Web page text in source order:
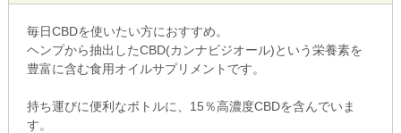
毎日CBDを使いたい方におすすめ。
ヘンプから抽出したCBD(カンナビジオール)という栄養素を
豊富に含む食用オイルサプリメントです。
持ち運びに便利なボトルに、15％高濃度CBDを含んでいま
す。